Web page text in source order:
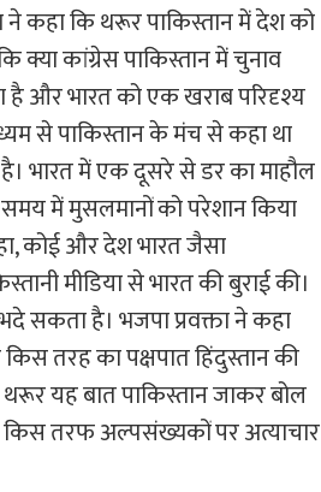
कहा कि थरूर पाकिस्तान में देश को
क्या कांग्रेस पाकिस्तान में चुनाव
है और भारत को एक खराब परिदृश्य
से पाकिस्तान के मंच से कहा था
भारत में एक दूसरे से डर का माहौल
में मुसलमानों को परेशान किया
कोई और देश भारत जैसा
मीडिया से भारत की बुराई की।
सकता है। भजपा प्रवक्ता ने कहा
तरह का पक्षपात हिंदुस्तान की
यह बात पाकिस्तान जाकर बोल
किस तरफ अल्पसंख्यकों पर अत्याचार